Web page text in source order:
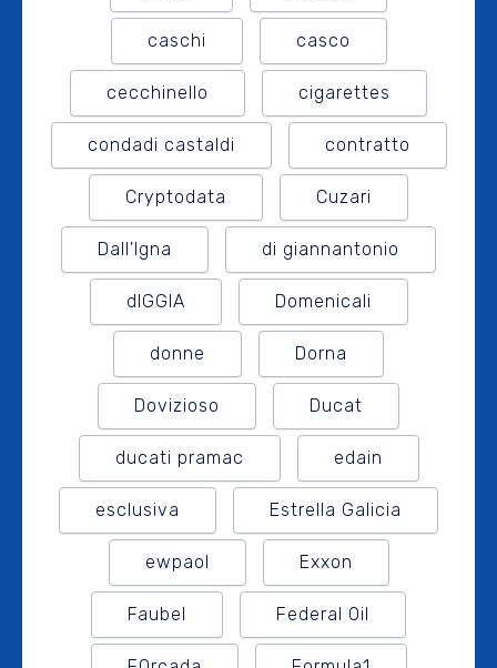
caschi casco
cecchinello cigarettes
condadi castaldi contratto
Cryptodata Cuzari
Dall'Igna di giannantonio
dIGGIA Domenicali
donne Dorna
Dovizioso Ducat
ducati pramac edain
esclusiva Estrella Galicia
ewpaol Exxon
Faubel Federal Oil